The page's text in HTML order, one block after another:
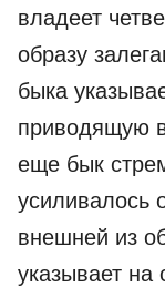
владеет
образу
быка
приводящую
еще бык
усиливалось
внешней из
указывает